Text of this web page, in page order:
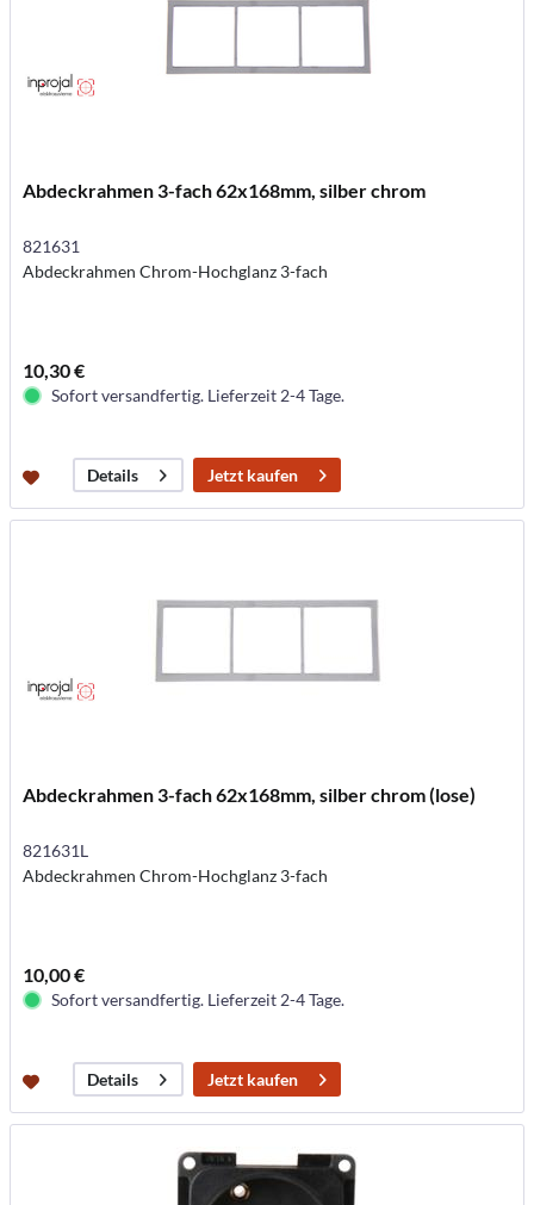
Abdeckrahmen 3-fach 62x168mm, silber chrom
821631
Abdeckrahmen Chrom-Hochglanz 3-fach
10,30 €
Sofort versandfertig. Lieferzeit 2-4 Tage.
Details Jetzt kaufen
Abdeckrahmen 3-fach 62x168mm, silber chrom (lose)
821631L
Abdeckrahmen Chrom-Hochglanz 3-fach
10,00 €
Sofort versandfertig. Lieferzeit 2-4 Tage.
Details Jetzt kaufen